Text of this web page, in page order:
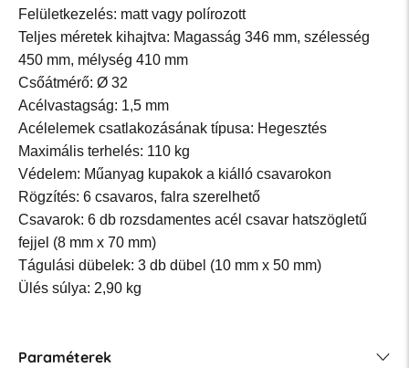
Felületkezelés: matt vagy polírozott
Teljes méretek kihajtva: Magasság 346 mm, szélesség
450 mm, mélység 410 mm
Csőátmérő: Ø 32
Acélvastagság: 1,5 mm
Acélelemek csatlakozásának típusa: Hegesztés
Maximális terhelés: 110 kg
Védelem: Műanyag kupakok a kiálló csavarokon
Rögzítés: 6 csavaros, falra szerelhető
Csavarok: 6 db rozsdamentes acél csavar hatszögletű
fejjel (8 mm x 70 mm)
Tágulási dübelek: 3 db dübel (10 mm x 50 mm)
Ülés súlya: 2,90 kg
Paraméterek